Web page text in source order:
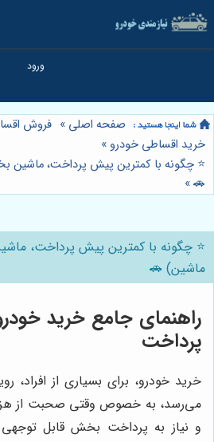
صفحه اصلی » فروش
خرید اقساطی خودرو »
⭐️ چگونه با کمترین پیش پرداخت، ماشین
🚗
»
⭐️ چگونه با کمترین پیش پرداخت،
ماشین) 🚗
راهنمای جامع خرید
پرداخت
خرید خودرو، برای بسیاری از افراد،
می‌رسد، به خصوص وقتی صحبت از
و نیاز به پرداخت بخش قابل